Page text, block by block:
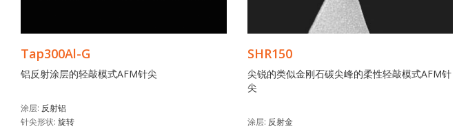
Tap300Al-G
铝反射涂层的轻敲模式AFM针尖
涂层: 反射铝
针尖形状: 旋转
SHR150
尖锐的类似金刚石碳尖峰的柔性轻敲模式AFM针
尖
涂层: 反射金